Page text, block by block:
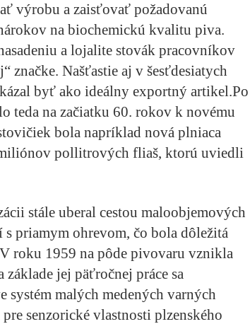
výrobu a zaisťovať požadovanú
na biochemickú kvalitu piva.
a lojalite stovák pracovníkov
značke. Našťastie aj v šesťdesiatych
byť ako ideálny exportný artikel.Po
teda na začiatku 60. rokov k novému
bola napríklad nová plniaca
pollitrových fliaš, ktorú uviedli
stále uberal cestou maloobjemových
priamym ohrevom, čo bola dôležitá
roku 1959 na pôde pivovaru vznikla
jej päťročnej práce sa
systém malých medených varných
senzorické vlastnosti plzenského